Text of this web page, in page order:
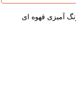
رنگ آمیزی قهوه ای